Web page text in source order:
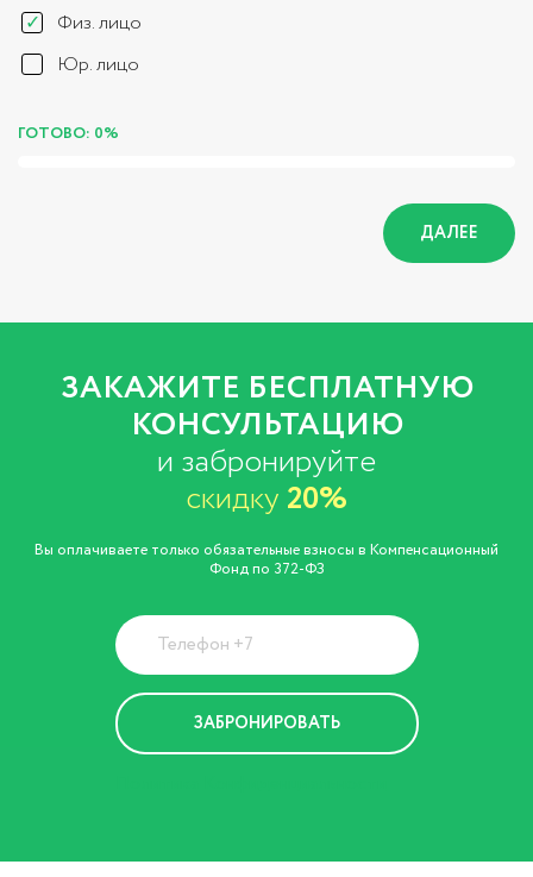
Физ. лицо
Юр. лицо
ГОТОВО: 0%
ДАЛЕЕ
ЗАКАЖИТЕ БЕСПЛАТНУЮ
КОНСУЛЬТАЦИЮ
и забронируйте
скидку 20%
Вы оплачиваете только обязательные взносы в Компенсационный
Фонд по 372-ФЗ